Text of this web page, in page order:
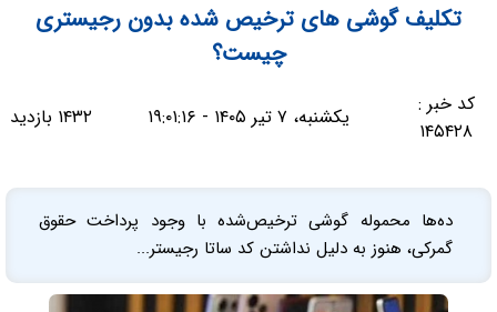
تکلیف گوشی های ترخیص شده بدون رجیستری
چیست؟
کد خبر :
۱۴۵۴۲۸
یکشنبه، ۷ تیر ۱۴۰۵ - ۱۹:۰۱:۱۶ ۱۴۳۲ بازدید
ده‌ها محموله گوشی ترخیص‌شده با وجود پرداخت حقوق
گمرکی، هنوز به دلیل نداشتن کد ساتا رجیستر...